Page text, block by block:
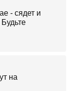
- сядет и
на